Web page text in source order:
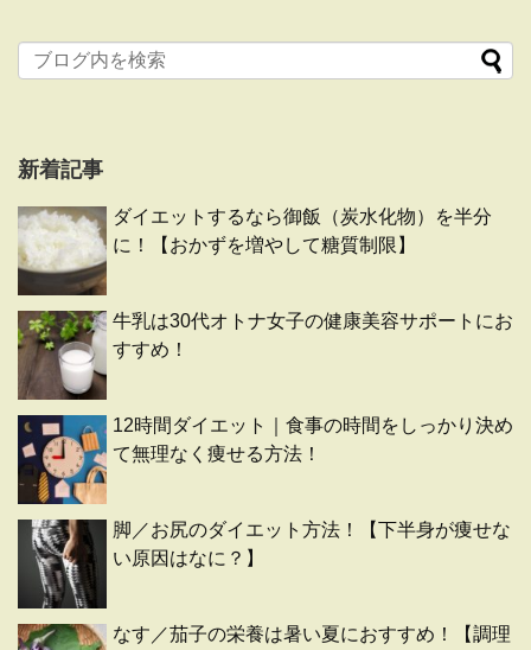
新着記事
ダイエットするなら御飯（炭水化物）を半分
に！【おかずを増やして糖質制限】
牛乳は30代オトナ女子の健康美容サポートにお
すすめ！
12時間ダイエット｜食事の時間をしっかり決め
て無理なく痩せる方法！
脚／お尻のダイエット方法！【下半身が痩せな
い原因はなに？】
なす／茄子の栄養は暑い夏におすすめ！【調理